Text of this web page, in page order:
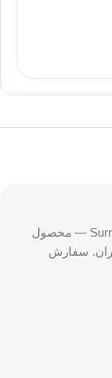
خرید لوازم آرایشی Surrealskin™ Foundation F4 — محصول
سفارش